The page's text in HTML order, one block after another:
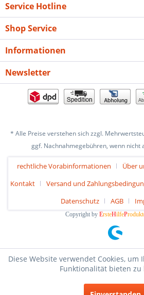
Service Hotline
Shop Service
Informationen
Newsletter
* Alle Preise verstehen sich zzgl.
ggf. Nachnahmegebühren, wenn nicht
rechtliche Vorabinformationen Über
Kontakt
Versand und
Datenschutz
AGB
Copyright by ErsteHilfeP
Diese Website verwendet Cookies,
Funktionalität bieten zu